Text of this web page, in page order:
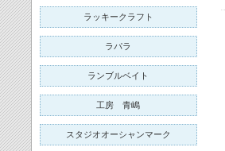
ラッキークラフト
ラパラ
ランブルベイト
工房 青嶋
スタジオオーシャンマーク